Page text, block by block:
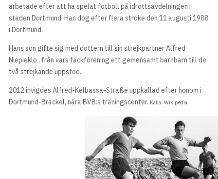
arbetade efter att ha spelat fotboll på idrottsavdelningen i
staden Dortmund. Han dog efter flera stroke den 11 augusti 1988
i Dortmund.
Hans son gifte sig med dottern till sin strejkpartner Alfred
Niepieklo , från vars fackförening ett gemensamt barnbarn till de
två strejkande uppstod.
2012 invigdes Alfred-Kelbassa-Straße uppkallad efter honom i
Dortmund-Brackel, nära BVB:s träningscenter. Källa: Wikipedia